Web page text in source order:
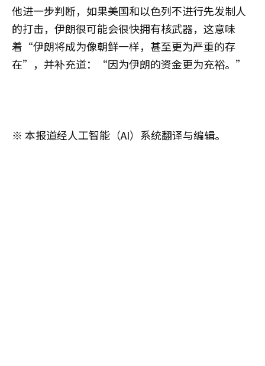
他进一步判断，如果美国和以色列不进行先发制人
的打击，伊朗很可能会很快拥有核武器，这意味
着“伊朗将成为像朝鲜一样，甚至更为严重的存
在”，并补充道：“因为伊朗的资金更为充裕。”
※ 本报道经人工智能（AI）系统翻译与编辑。